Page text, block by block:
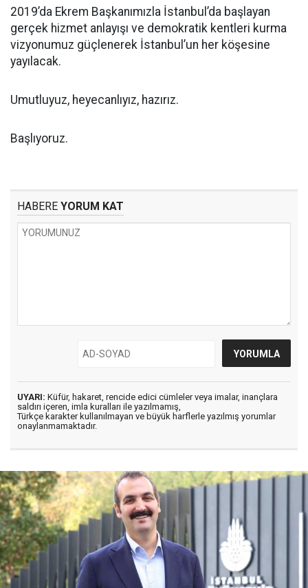
2019’da Ekrem Başkanımızla İstanbul’da başlayan
gerçek hizmet anlayışı ve demokratik kentleri kurma
vizyonumuz güçlenerek İstanbul’un her köşesine
yayılacak.
Umutluyuz, heyecanlıyız, hazırız.
Başlıyoruz.
HABERE YORUM KAT
UYARI: Küfür, hakaret, rencide edici cümleler veya imalar, inançlara
saldırı içeren, imla kuralları ile yazılmamış,
Türkçe karakter kullanılmayan ve büyük harflerle yazılmış yorumlar
onaylanmamaktadır.